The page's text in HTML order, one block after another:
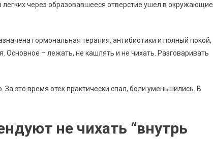
через образовавшееся отверстие ушел в окружающие
гормональная терапия, антибиотики и полный покой,
Основное – лежать, не кашлять и не чихать. Разговаривать
это время отек практически спал, боли уменьшились. В
не чихать “внутрь